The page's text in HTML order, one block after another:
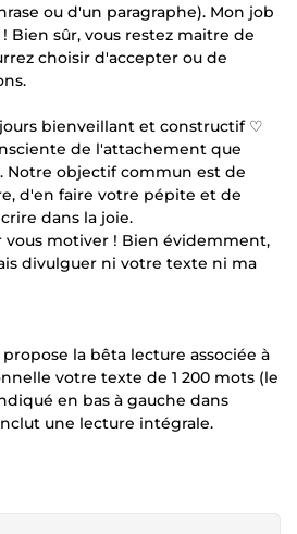
ou d'un paragraphe). Mon job
Bien sûr, vous restez maitre de
choisir d'accepter ou de
bienveillant et constructif ♡
de l'attachement que
Notre objectif commun est de
d'en faire votre pépite et de
dans la joie.
vous motiver ! Bien évidemment,
divulguer ni votre texte ni ma
propose la bêta lecture associée à
votre texte de 1 200 mots (le
en bas à gauche dans
une lecture intégrale.